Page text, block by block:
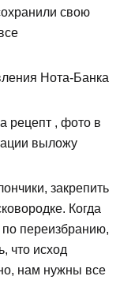
свою
Нота-Банка
рецепт , фото в
выложу
закрепить
Когда
переизбранию,
что исход
нам нужны все